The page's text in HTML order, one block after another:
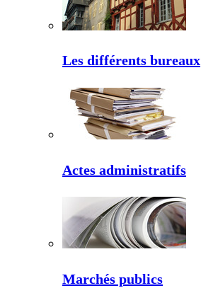
Les différents bureaux
Actes administratifs
Marchés publics